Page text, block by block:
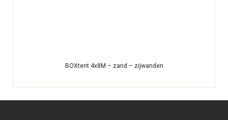
BOXtent 4x8M – zand – zijwanden